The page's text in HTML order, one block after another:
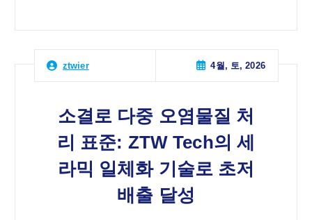
ztwier 4월, 토, 2026
소결로 다중 오염물질 처
리 표준: ZTW Tech의 세
라믹 일체화 기술로 초저
배출 달성